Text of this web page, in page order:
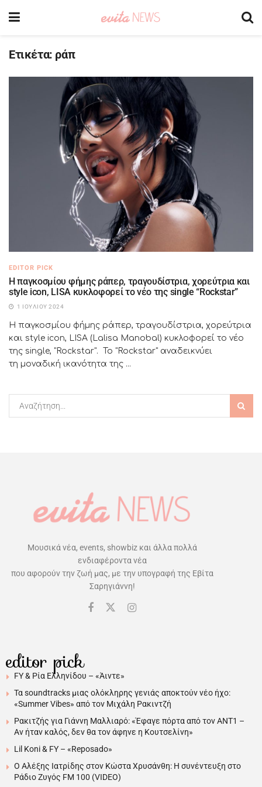
Ετικέτα: ράπ
EDITOR PICK
H παγκοσμίου φήμης ράπερ, τραγουδίστρια, χορεύτρια και
style icon, LISA κυκλοφορεί το νέο της single “Rockstar”
1 ΙΟΥΛΊΟΥ 2024
H παγκοσμίου φήμης ράπερ, τραγουδίστρια, χορεύτρια
και style icon, LISA (Lalisa Manobal) κυκλοφορεί το νέο
της single, "Rockstar". Το "Rockstar" αναδεικνύει
τη μοναδική ικανότητα της ...
Μουσικά νέα, events, showbiz και άλλα πολλά
ενδιαφέροντα νέα
που αφορούν την ζωή μας, με την υπογραφή της Εβίτα
Σαρηγιάννη!
editor pick
FY & Ρία Ελληνίδου – «Άιντε»
Τα soundtracks μιας ολόκληρης γενιάς αποκτούν νέο ήχο:
«Summer Vibes» από τον Μιχάλη Ρακιντζή
Ρακιτζής για Γιάννη Μαλλιαρό: «Έφαγε πόρτα από τον ΑΝΤ1 –
Αν ήταν καλός, δεν θα τον άφηνε η Κουτσελίνη»
Lil Koni & FY – «Reposado»
Ο Αλέξης Ιατρίδης στον Κώστα Χρυσάνθη: Η συνέντευξη στο
Ράδιο Ζυγός FM 100 (VIDEO)